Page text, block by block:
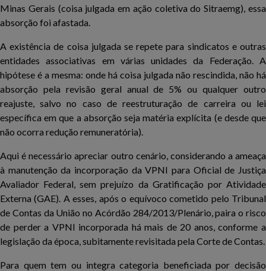
Minas Gerais (coisa julgada em ação coletiva do Sitraemg), essa
absorção foi afastada.
A existência de coisa julgada se repete para sindicatos e outras
entidades associativas em várias unidades da Federação. A
hipótese é a mesma: onde há coisa julgada não rescindida, não há
absorção pela revisão geral anual de 5% ou qualquer outro
reajuste, salvo no caso de reestruturação de carreira ou lei
específica em que a absorção seja matéria explícita (e desde que
não ocorra redução remuneratória).
Aqui é necessário apreciar outro cenário, considerando a ameaça
à manutenção da incorporação da VPNI para Oficial de Justiça
Avaliador Federal, sem prejuízo da Gratificação por Atividade
Externa (GAE). A esses, após o equívoco cometido pelo Tribunal
de Contas da União no Acórdão 284/2013/Plenário, paira o risco
de perder a VPNI incorporada há mais de 20 anos, conforme a
legislação da época, subitamente revisitada pela Corte de Contas.
Para quem tem ou integra categoria beneficiada por decisão